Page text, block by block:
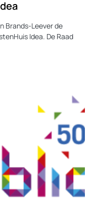
Brands-Leever de
Idea. De Raad